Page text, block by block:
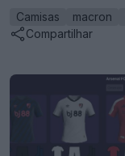
Camisas macron
Compartilhar